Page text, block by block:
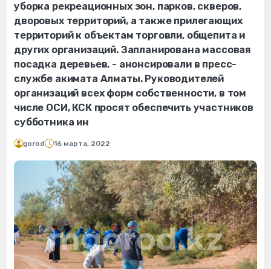
уборка рекреационных зон, парков, скверов,
дворовых территорий, а также прилегающих
территорий к объектам торговли, общепита и
других организаций. Запланирована массовая
посадка деревьев, - анонсировали в пресс-
службе акимата Алматы. Руководителей
организаций всех форм собственности, в том
числе ОСИ, КСК просят обеспечить участников
субботника ин
gorod 16 марта, 2022